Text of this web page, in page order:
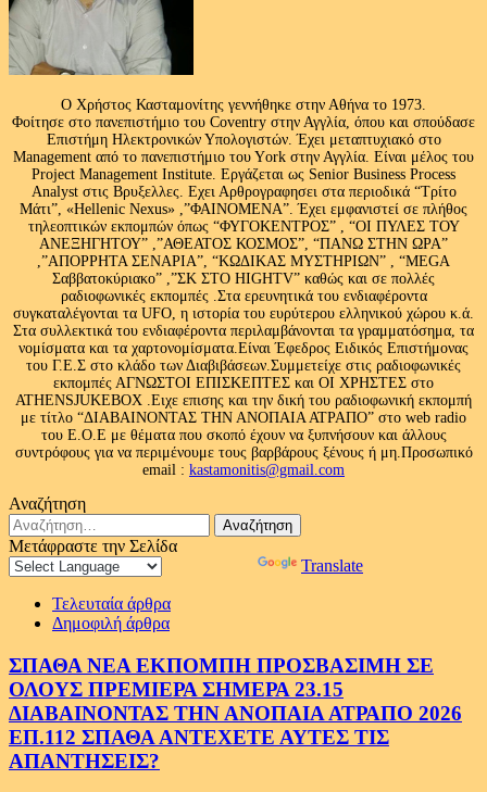
Ο Χρήστος Κασταμονίτης γεννήθηκε στην Αθήνα το 1973.
Φοίτησε στο πανεπιστήμιο του Coventry στην Αγγλία, όπου και σπούδασε
Επιστήμη Ηλεκτρονικών Υπολογιστών. Έχει μεταπτυχιακό στο
Management από το πανεπιστήμιο του Υork στην Αγγλία. Είναι μέλος του
Project Management Institute. Εργάζεται ως Senior Business Process
Analyst στις Βρυξελλες. Εχει Αρθρογραφησει στα περιοδικά “Τρίτο
Μάτι”, «Hellenic Nexus» ,”ΦΑΙΝΟΜΕΝΑ”. Έχει εμφανιστεί σε πλήθος
τηλεοπτικών εκπομπών όπως “ΦΥΓΟΚΕΝΤΡΟΣ” , “ΟΙ ΠΥΛΕΣ ΤΟΥ
ΑΝΕΞΗΓΗΤΟΥ” ,”ΑΘΕΑΤΟΣ ΚΟΣΜΟΣ”, “ΠΑΝΩ ΣΤΗΝ ΩΡΑ”
,”ΑΠΟΡΡΗΤΑ ΣΕΝΑΡΙΑ”, “ΚΩΔΙΚΑΣ ΜΥΣΤΗΡΙΩΝ” , “MEGA
Σαββατοκύριακο” ,”ΣΚ ΣΤΟ HIGHTV” καθώς και σε πολλές
ραδιοφωνικές εκπομπές .Στα ερευνητικά του ενδιαφέροντα
συγκαταλέγονται τα UFO, η ιστορία του ευρύτερου ελληνικού χώρου κ.ά.
Στα συλλεκτικά του ενδιαφέροντα περιλαμβάνονται τα γραμματόσημα, τα
νομίσματα και τα χαρτονομίσματα.Είναι Έφεδρος Ειδικός Επιστήμονας
του Γ.Ε.Σ στο κλάδο των Διαβιβάσεων.Συμμετείχε στις ραδιοφωνικές
εκπομπές ΑΓΝΩΣΤΟΙ ΕΠΙΣΚΕΠΤΕΣ και ΟΙ ΧΡΗΣΤΕΣ στο
ATHENSJUKEBOX .Ειχε επισης και την δική του ραδιοφωνική εκπομπή
με τίτλο “ΔΙΑΒΑΙΝΟΝΤΑΣ ΤΗΝ ΑΝΟΠΑΙΑ ΑΤΡΑΠΟ” στο web radio
του Ε.Ο.Ε με θέματα που σκοπό έχουν να ξυπνήσουν και άλλους
συντρόφους για να περιμένουμε τους βαρβάρους ξένους ή μη.Προσωπικό
email : kastamonitis@gmail.com
Αναζήτηση
Αναζήτηση
για:
Μετάφραστε την Σελίδα
Translate
Τελευταία άρθρα
Δημοφιλή άρθρα
ΣΠΑΘΑ ΝΕΑ ΕΚΠΟΜΠΗ ΠΡΟΣΒΑΣΙΜΗ ΣΕ
ΟΛΟΥΣ ΠΡΕΜΙΕΡΑ ΣΗΜΕΡΑ 23.15
ΔΙΑΒΑΙΝΟΝΤΑΣ ΤΗΝ ΑΝΟΠΑΙΑ ΑΤΡΑΠΟ 2026
ΕΠ.112 ΣΠΑΘΑ ΑΝΤΕΧΕΤΕ ΑΥΤΕΣ ΤΙΣ
ΑΠΑΝΤΗΣΕΙΣ?